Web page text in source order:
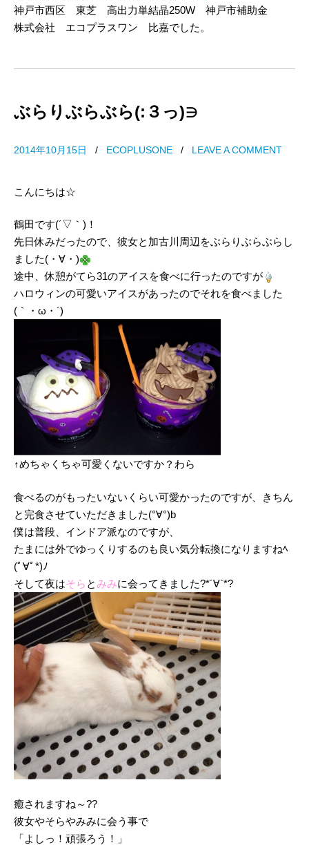
神戸市西区 東芝 高出力単結晶250W 神戸市補助金
株式会社 エコプラスワン 比嘉でした。
ぶらりぶらぶら(:３っ)∋
2014年10月15日 / ECOPLUSONE / LEAVE A COMMENT
こんにちは☆
鶴田です(´▽｀)！
先日休みだったので、彼女と加古川周辺をぶらりぶらぶらし
ました(・∀・)
途中、休憩がてら31のアイスを食べに行ったのですが
ハロウィンの可愛いアイスがあったのでそれを食べました
(｀・ω・´)ゞ
↑めちゃくちゃ可愛くないですか？わら
食べるのがもったいないくらい可愛かったのですが、きちん
と完食させていただきました(°∀°)b
僕は普段、インドア派なのですが、
たまには外でゆっくりするのも良い気分転換になりますねﾍ
(ﾟ∀ﾟ*)ﾉ
そして夜はそら とみみに会ってきました?*´∀`*?
癒されますね～??
彼女やそらやみみに会う事で
「よしっ！頑張ろう！」